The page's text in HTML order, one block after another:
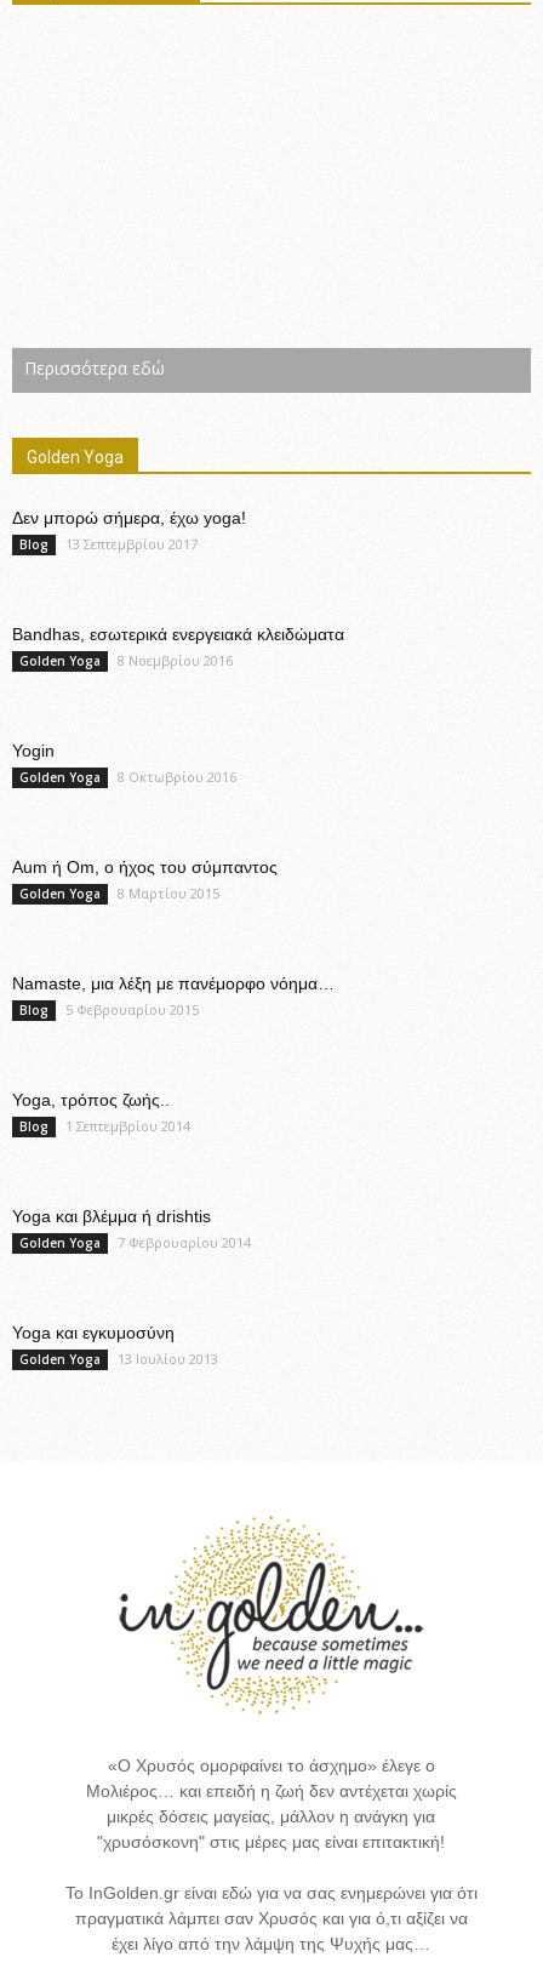
Περισσότερα εδώ
Golden Yoga
Δεν μπορώ σήμερα, έχω yoga!
Blog 13 Σεπτεμβρίου 2017
Bandhas, εσωτερικά ενεργειακά κλειδώματα
Golden Yoga 8 Νοεμβρίου 2016
Yogin
Golden Yoga 8 Οκτωβρίου 2016
Aum ή Om, ο ήχος του σύμπαντος
Golden Yoga 8 Μαρτίου 2015
Namaste, μια λέξη με πανέμορφο νόημα…
Blog 5 Φεβρουαρίου 2015
Yoga, τρόπος ζωής..
Blog 1 Σεπτεμβρίου 2014
Yoga και βλέμμα ή drishtis
Golden Yoga 7 Φεβρουαρίου 2014
Yoga και εγκυμοσύνη
Golden Yoga 13 Ιουλίου 2013
«Ο Χρυσός ομορφαίνει το άσχημο» έλεγε ο
Μολιέρος… και επειδή η ζωή δεν αντέχεται χωρίς
μικρές δόσεις μαγείας, μάλλον η ανάγκη για
"χρυσόσκονη" στις μέρες μας είναι επιτακτική!
Το InGolden.gr είναι εδώ για να σας ενημερώνει για ότι
πραγματικά λάμπει σαν Χρυσός και για ό,τι αξίζει να
έχει λίγο από την λάμψη της Ψυχής μας…